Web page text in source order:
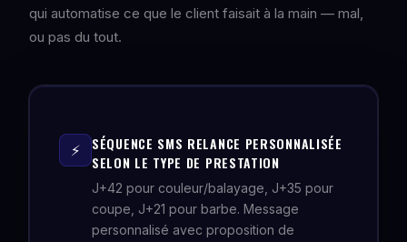
qui automatise ce que le client faisait à la main — mal,
ou pas du tout.
⚡
SÉQUENCE SMS RELANCE PERSONNALISÉE
SELON LE TYPE DE PRESTATION
J+42 pour couleur/balayage, J+35 pour
coupe, J+21 pour barbe. Message
personnalisé avec proposition de